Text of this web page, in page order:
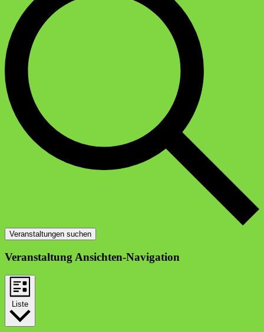
Veranstaltungen suchen
Veranstaltung Ansichten-Navigation
Liste